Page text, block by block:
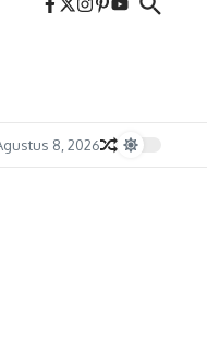
8, 2026